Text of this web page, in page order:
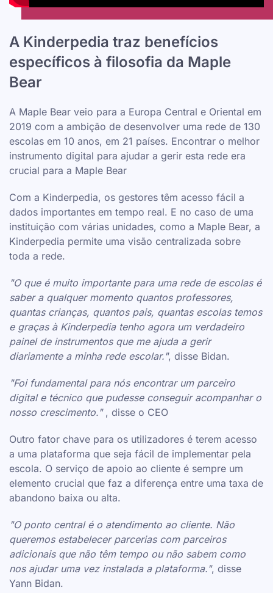
A Kinderpedia traz benefícios
específicos à filosofia da Maple
Bear
A Maple Bear veio para a Europa Central e Oriental em
2019 com a ambição de desenvolver uma rede de 130
escolas em 10 anos, em 21 países. Encontrar o melhor
instrumento digital para ajudar a gerir esta rede era
crucial para a Maple Bear
Com a Kinderpedia, os gestores têm acesso fácil a
dados importantes em tempo real. E no caso de uma
instituição com várias unidades, como a Maple Bear, a
Kinderpedia permite uma visão centralizada sobre
toda a rede.
"O que é muito importante para uma rede de escolas é
saber a qualquer momento quantos professores,
quantas crianças, quantos pais, quantas escolas temos
e graças à Kinderpedia tenho agora um verdadeiro
painel de instrumentos que me ajuda a gerir
diariamente a minha rede escolar.", disse Bidan.
"Foi fundamental para nós encontrar um parceiro
digital e técnico que pudesse conseguir acompanhar o
nosso crescimento." , disse o CEO
Outro fator chave para os utilizadores é terem acesso
a uma plataforma que seja fácil de implementar pela
escola. O serviço de apoio ao cliente é sempre um
elemento crucial que faz a diferença entre uma taxa de
abandono baixa ou alta.
"O ponto central é o atendimento ao cliente. Não
queremos estabelecer parcerias com parceiros
adicionais que não têm tempo ou não sabem como
nos ajudar uma vez instalada a plataforma.", disse
Yann Bidan.